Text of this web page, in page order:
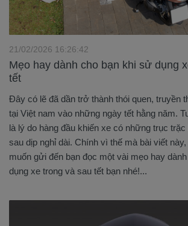
Mẹo hay dành cho bạn khi sử dụng
tết
21/02/2026 16:26:42
Đây có lẽ đã dần trở thành thói quen, truyền
tại Việt nam vào những ngày tết hằng năm.
là lý do hàng đầu khiến xe có những trục
sau dịp nghỉ dài. Chính vì thế mà bài viết
muốn gửi đến bạn đọc một vài mẹo hay
dụng xe trong và sau tết bạn nhé!...